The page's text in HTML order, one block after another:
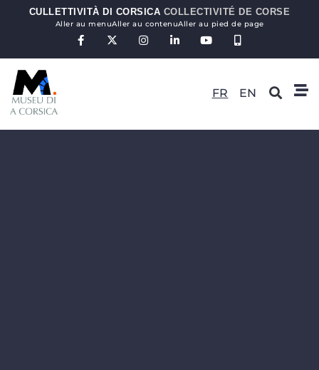
CULLETTIVITÀ DI CORSICA COLLECTIVITÉ DE CORSE
Aller au menuAller au contenuAller au pied de page
FR EN